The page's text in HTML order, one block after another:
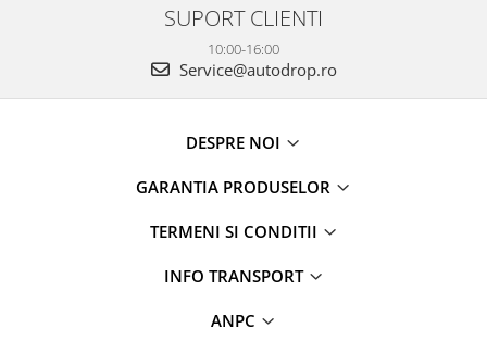
SUPORT CLIENTI
10:00-16:00
Service@autodrop.ro
DESPRE NOI
GARANTIA PRODUSELOR
TERMENI SI CONDITII
INFO TRANSPORT
ANPC